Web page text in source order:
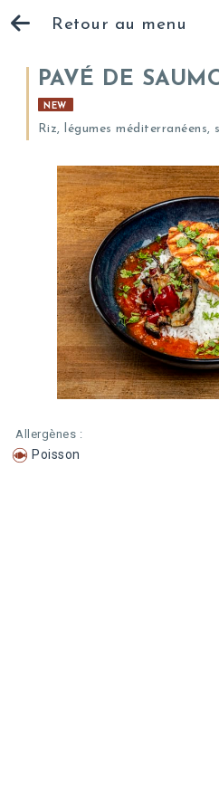
Retour au menu
PAVÉ DE
NEW
Riz, légumes
Allergènes :
Poisson